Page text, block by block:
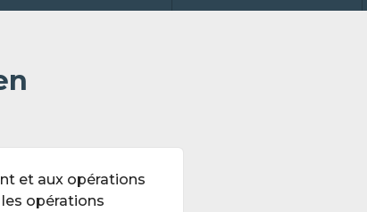
et aux opérations
opérations